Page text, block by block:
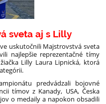
sveta aj s Lilly
uskutočnili Majstrovstvá sveta
najlepšie reprezentačné tímy
Lilly Laura Lipnická, ktorá
predvádzali bojovné
tímov z Kanady, USA, Česka
o medaily a napokon obsadili